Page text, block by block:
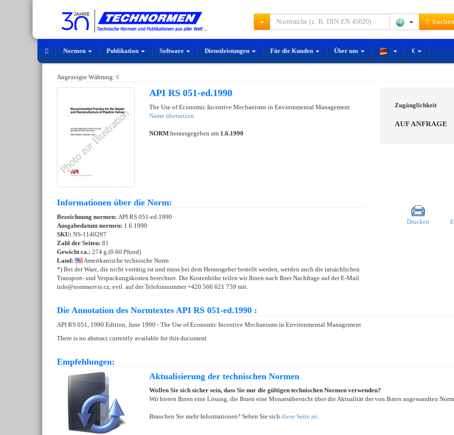
Suchen
Normen Publikation Software Dienstleistungen Für die Kunden Über uns €
Angezeigte Währung: €
API RS 051-ed.1990
The Use of Economic Incentive Mechanisms in Environmental Management
Name übersetzen
NORM herausgegeben am 1.6.1990
Zugänglichkeit
AUF ANFRAGE
Informationen über die Norm:
Bezeichnung normen: API RS 051-ed.1990
Ausgabedatum normen: 1.6.1990
SKU: NS-1140297
Zahl der Seiten: 81
Gewicht ca.: 274 g (0.60 Pfund)
Land:
Amerikanische technische Norm
*) Bei der Ware, die nicht vorrätig ist und muss bei dem Herausgeber bestellt werden, werden auch die tatsächlichen
Transport- und Verpackungskosten berechnet. Die Kostenhöhe teilen wir Ihnen nach Ihrer Nachfrage auf der E-Mail
info@normservis.cz, evtl. auf der Telefonnummer +420 566 621 759 mit.
Drucken
Die Annotation des Normtextes API RS 051-ed.1990 :
API RS 051, 1990 Edition, June 1990 - The Use of Economic Incentive Mechanisms in Environmental Management
There is no abstract currently available for this document
Empfehlungen:
Aktualisierung der technischen Normen
Wollen Sie sich sicher sein, dass Sie nur die gültigen technischen Normen verwenden?
Wir bieten Ihnen eine Lösung, die Ihnen eine Monatsübersicht über die Aktualität der von Ihnen angewandten
Brauchen Sie mehr Informationen? Sehen Sie sich diese Seite an.